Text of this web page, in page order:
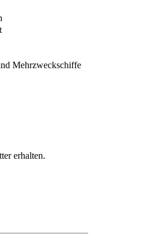
Mehrzweckschiffe
erhalten.